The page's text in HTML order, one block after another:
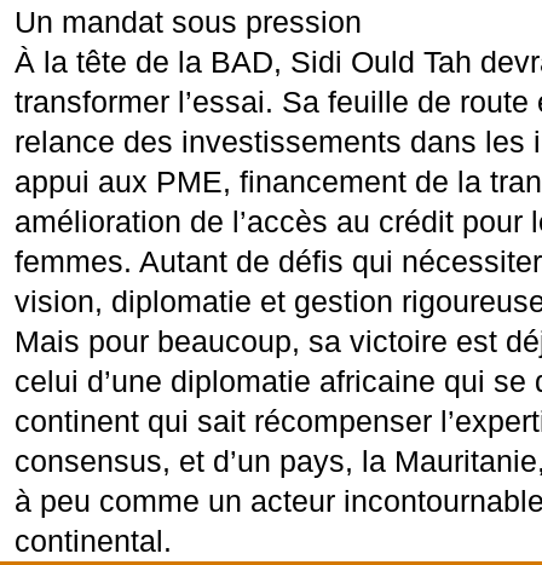
Un mandat sous pression
À la tête de la BAD, Sidi Ould Tah
transformer l’essai. Sa feuille de
relance des investissements dans les
appui aux PME, financement de la
amélioration de l’accès au crédit pour
femmes. Autant de défis qui
vision, diplomatie et gestion
Mais pour beaucoup, sa victoire est
celui d’une diplomatie africaine qui se
continent qui sait récompenser
consensus, et d’un pays, la
à peu comme un acteur
continental.